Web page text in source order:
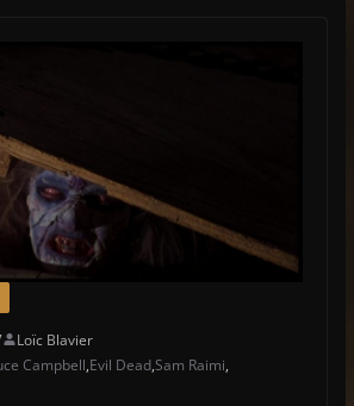
Loïc Blavier
Campbell,Evil Dead,Sam Raimi,